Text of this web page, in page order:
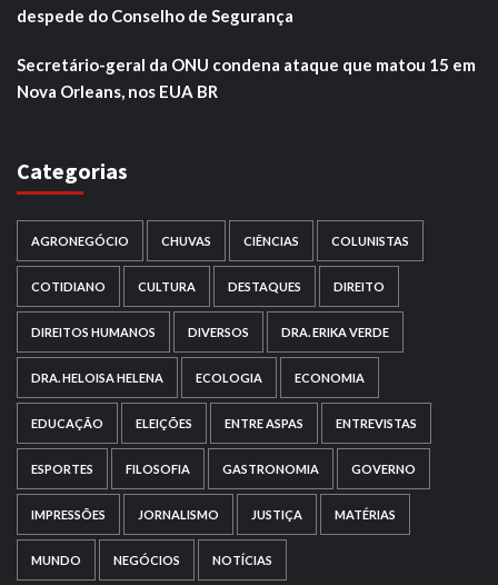
despede do Conselho de Segurança
Secretário-geral da ONU condena ataque que matou 15 em
Nova Orleans, nos EUA BR
Categorias
AGRONEGÓCIO CHUVAS CIÊNCIAS COLUNISTAS
COTIDIANO CULTURA DESTAQUES DIREITO
DIREITOS HUMANOS DIVERSOS DRA. ERIKA VERDE
DRA. HELOISA HELENA ECOLOGIA ECONOMIA
EDUCAÇÃO ELEIÇÕES ENTRE ASPAS ENTREVISTAS
ESPORTES FILOSOFIA GASTRONOMIA GOVERNO
IMPRESSÕES JORNALISMO JUSTIÇA MATÉRIAS
MUNDO NEGÓCIOS NOTÍCIAS